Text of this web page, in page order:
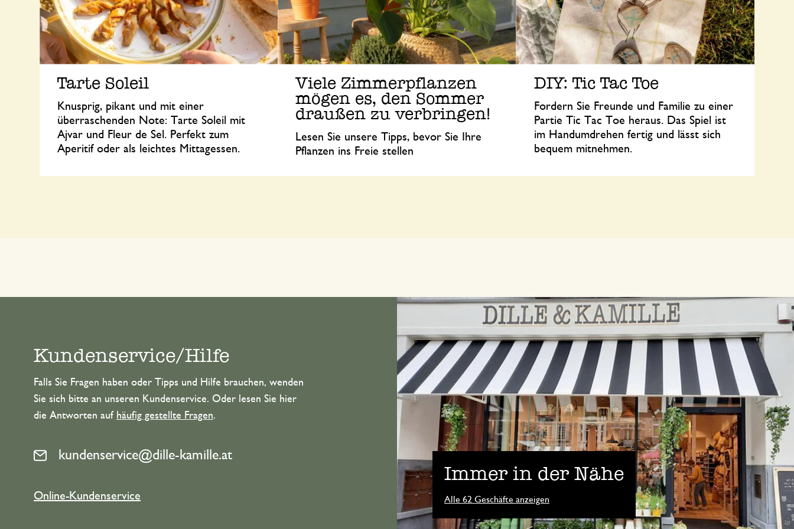
Tarte Soleil
Knusprig, pikant und mit einer
überraschenden Note: Tarte Soleil mit
Ajvar und Fleur de Sel. Perfekt zum
Aperitif oder als leichtes Mittagessen.
Viele Zimmerpflanzen
mögen es, den Sommer
draußen zu verbringen!
Lesen Sie unsere Tipps, bevor Sie Ihre
Pflanzen ins Freie stellen
DIY: Tic Tac Toe
Fordern Sie Freunde und Familie zu einer
Partie Tic Tac Toe heraus. Das Spiel ist
im Handumdrehen fertig und lässt sich
bequem mitnehmen.
Immer in der Nähe
Alle 62 Geschäfte anzeigen
Kundenservice/Hilfe
Falls Sie Fragen haben oder Tipps und Hilfe brauchen, wenden
Sie sich bitte an unseren Kundenservice. Oder lesen Sie hier
die Antworten auf häufig gestellte Fragen.
kundenservice@dille-kamille.at
Online-Kundenservice